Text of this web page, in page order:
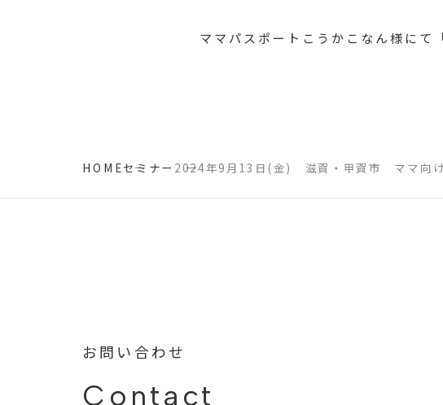
ママパスポートこうかこなん様にて
HOMEセミナー 2024年9月13日(金) 滋賀・甲賀市 ママ向け
お問い合わせ
Contact